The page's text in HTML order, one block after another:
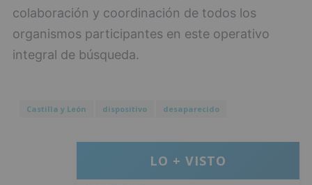
colaboración y coordinación de todos los
organismos participantes en este operativo
integral de búsqueda.
Castilla y León dispositivo desaparecido
LO + VISTO